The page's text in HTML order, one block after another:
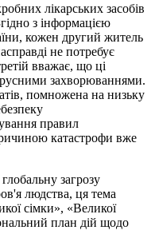
лікарських засобів
з інформацією
кожен другий житель
не потребує
вважає, що ці
захворюваннями.
помножена на низьку
правил
катастрофи вже
загрозу
людства, ця тема
сімки», «Великої
план дій щодо